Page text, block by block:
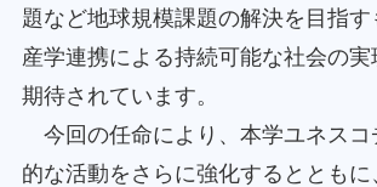
題など地球規模課題の解決を目指す
産学連携による持続可能な社会の
期待されています。
今回の任命により、本学ユネスコ
的な活動をさらに強化するとともに